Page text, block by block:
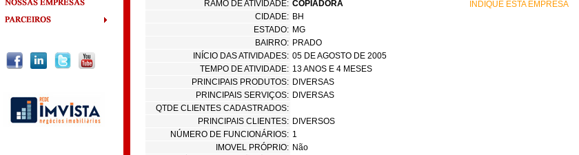
INDIQUE ESTA EMPRESA
RAMO DE ATIVIDADE: COPIADORA
CIDADE: BH
ESTADO: MG
BAIRRO: PRADO
INÍCIO DAS ATIVIDADES: 05 DE AGOSTO DE 2005
TEMPO DE ATIVIDADE: 13 ANOS E 4 MESES
PRINCIPAIS PRODUTOS: DIVERSAS
PRINCIPAIS SERVIÇOS: DIVERSAS
QTDE CLIENTES CADASTRADOS:
PRINCIPAIS CLIENTES: DIVERSOS
NÚMERO DE FUNCIONÁRIOS: 1
IMOVEL PRÓPRIO: Não